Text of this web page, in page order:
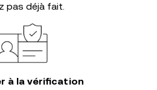
pas déjà fait.
à la vérification